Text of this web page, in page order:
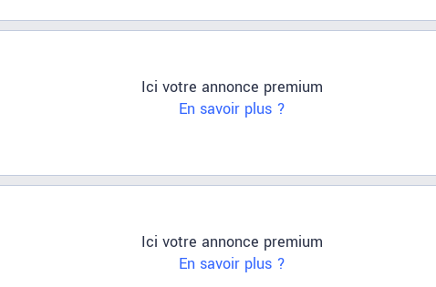
Ici votre annonce premium
En savoir plus ?
Ici votre annonce premium
En savoir plus ?